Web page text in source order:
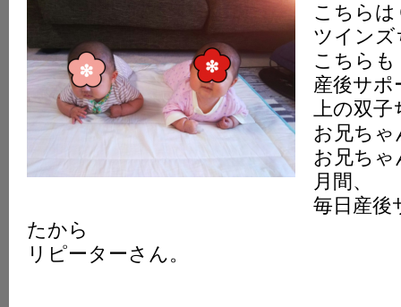
こちら
ツイン
こちらも
産後サポ
上の双子
お兄ち
お兄ちゃ
月間、
毎日産後
たから
リピーターさん。